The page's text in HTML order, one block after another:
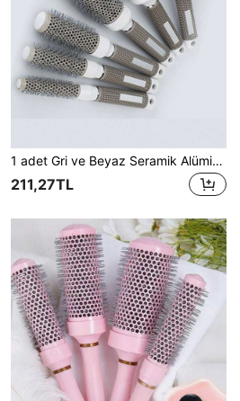
1 adet Gri ve Beyaz Seramik Alüminyum Tüp Saç Fırçası Seti, Bukle Fırçası, Yuvarlak Fırça, Düz Fırça, Saç Şekillendirme ve Kurutma için Temizleme Pençesi, Fırça, Saç Fırçaları, Kenar Fırçası, Saç Fırçası, Saç Tarağı, Saç Tarağı, Saç Açma Fırçası, Top Fırça, Mini Saç Fırçası Seti, Ahşap Tarak, Saç Fırçası, Saç Fırçası, Mini Saç Fırçası, Açma Fırçası, Saç Fırçaları, Saç Saç Ürünleri, Saç Aletleri, Saç Gereçleri, Saç Bakımı, Kıvırcık Saç Fırçası, Kuaförlük Ekipmanları, Seyahat Temelleri, Seyahat Temelleri, Saç Modeli, Kuaförlük, Saç Fırçası, Düz Arka Fırça, Şekillendirme Fırçası, Kıvırcık Saç Fırçası, Kenar Fırçası, Saç Tarağı, Saç Fırçası, Saç Fırçası Seti, Saç Tarak, Bukleler İçin Tarak, Açma Fırçası, Kadınlar İçin Saç Fırçası, Saç, Seyahat, Saç Ürünleri, Saç Aletleri, Saç Gereçleri, Berber, Berber Aksesuarları, Berber Dükkanı, Kuaförlük Ekipmanları
211,27TL